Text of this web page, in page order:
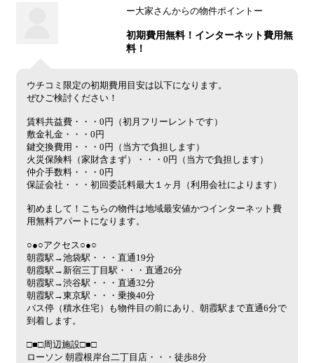
ー大家さんからの物件ポイントー
初期費用無料！インターネット費用無
料！
ウチコミ限定の初期費用目安は以下になります。
ぜひご検討ください！
賃料共益費・・・0円（初月フリーレントです）
敷金礼金・・・0円
鍵交換費用・・・0円（当方で負担します）
火災保険料（家財含まず）・・・0円（当方で負担します）
仲介手数料・・・0円
保証会社・・・初回委託料最大１ヶ月（利用会社によります）
初めまして！こちらの物件は地域最安値かつインターネット費
用無料アパートになります。
○●○アクセス○●○
朝霞駅→池袋駅・・・直通19分
朝霞駅→新宿三丁目駅・・・直通26分
朝霞駅→渋谷駅・・・直通32分
朝霞駅→東京駅・・・乗換40分
バス停（積水住宅）も物件目の前にあり、朝霞駅まで直通6分で
到着します。
□■□周辺施設□■□
ローソン 朝霞根岸台二丁目店・・・徒歩8分